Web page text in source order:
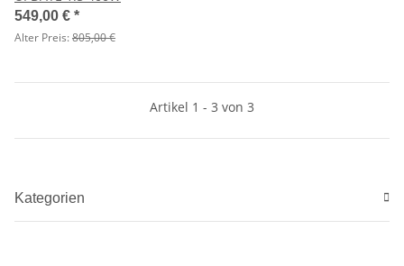
549,00 € *
Alter Preis:805,00 €
Artikel 1 - 3 von 3
Kategorien